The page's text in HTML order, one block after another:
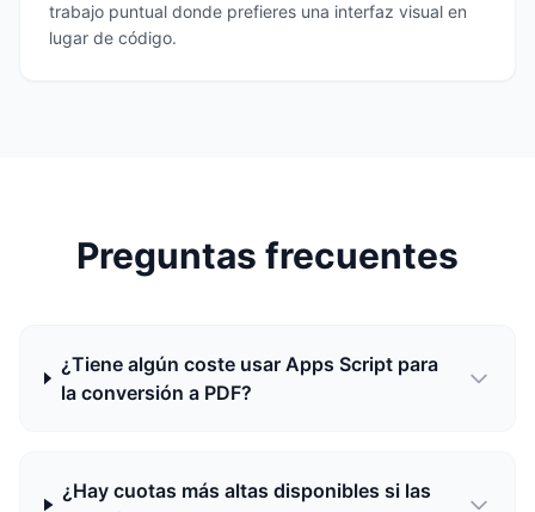
trabajo puntual donde prefieres una interfaz visual en
lugar de código.
Preguntas frecuentes
¿Tiene algún coste usar Apps Script para
la conversión a PDF?
¿Hay cuotas más altas disponibles si las